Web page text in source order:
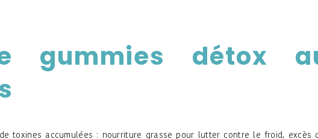
gummies détox
toxines accumulées : nourriture grasse pour lutter contre le froid, excès